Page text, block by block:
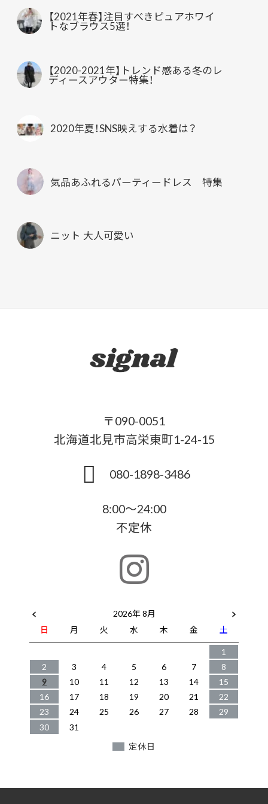
【2021年春】注目すべきピュアホワイ
トなブラウス5選！
【2020-2021年】トレンド感ある冬のレ
ディースアウター特集！
2020年夏！SNS映えする水着は？
気品あふれるパーティードレス 特集
ニット 大人可愛い
〒090-0051
北海道北見市高栄東町1-24-15
080-1898-3486
8:00～24:00
不定休
2026年 8月
日
月 火 水 木 金
土
1
2
3 4 5 6 7
8
9
10 11 12 13 14
15
16
17 18 19 20 21
22
23
24 25 26 27 28
29
30
31
定休日